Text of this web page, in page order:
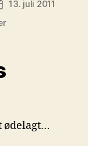
13. juli 2011
til
isolerings
ødelagt…